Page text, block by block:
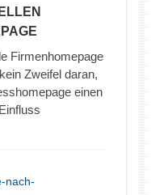
Firmenhomepage
Zweifel daran,
einen
nach-